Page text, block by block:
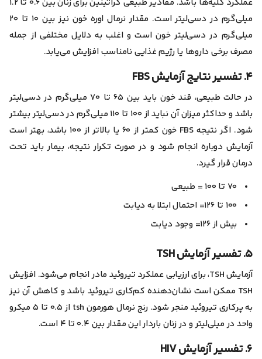
عملکرد کلیه‌ها باشد. مقادیر طبیعی کراتینین برای زنان بین ۰.۶ تا ۱.۲
میلی‌گرم در دسی‌لیتر است. مقدار نرمال اوره خون نیز بین ۱۰ تا ۲۰
میلی‌گرم در دسی‌لیتر خون است و اغلب به دلایل مختلفی از جمله
مصرف برخی داروها یا رژیم غذایی نامناسب افزایش می‌یابد.
۴. تفسیر نتایج آزمایش FBS
در حالت طبیعی، قند خون باید بین ۶۵ تا ۷۰ میلی‌گرم در دسی‌لیتر
باشد و حداکثر میزان آن نباید از ۱۰۰ تا ۱۱۰ میلی‌گرم در دسی‌لیتر بیشتر
شود. اگر نتیجه‌ FBS خون کمتر از ۶۰ یا بالاتر از ۱۰۰ باشد، بهتر است
آزمایش دوباره انجام شود و در صورت تکرار نتیجه، بیمار باید تحت
درمان قرار گیرد.
بیش از ۱۲۶= وجود دیابت
۵. تفسیر آزمایش TSH
آزمایش TSH، برای ارزیابی عملکرد تیروئید مادر انجام می‌شود. افزایش
TSH ممکن است نشان‌دهنده کم‌کاری تیروئید باشد و کاهش آن نیز
به پر‌کاری تیروئید منجر شود. رنج نرمال هورمون tsh از ۰.۵ تا ۵ میکرو
واحد در میلی‌لیتر و در زنان باردار این مقدار بین ۰.۴ تا ۴ است.
۶. تفسیر آزمایش HIV